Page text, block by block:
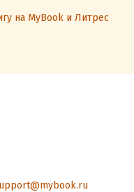
на MyBook и Литрес